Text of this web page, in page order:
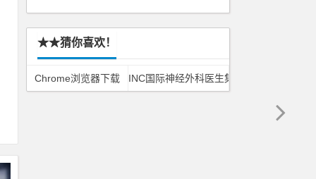
★★猜你喜欢！
Chrome浏览器下载 INC国际神经外科医生集团